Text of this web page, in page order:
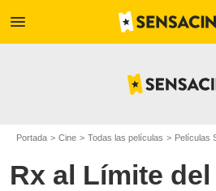
menu
Portada Cine Todas las películas Películas
Rx al Límite